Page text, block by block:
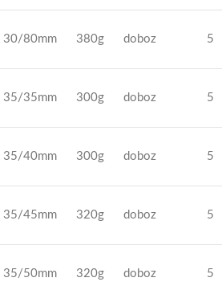
30/80mm 380g doboz 5
35/35mm 300g doboz 5
35/40mm 300g doboz 5
35/45mm 320g doboz 5
35/50mm 320g doboz 5